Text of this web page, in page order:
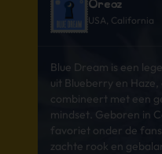
Oreoz
USA, California
Blue Dream is een
uit Blueberry en
combineert met een
mindset. Geboren in
favoriet onder de
zachte rook en